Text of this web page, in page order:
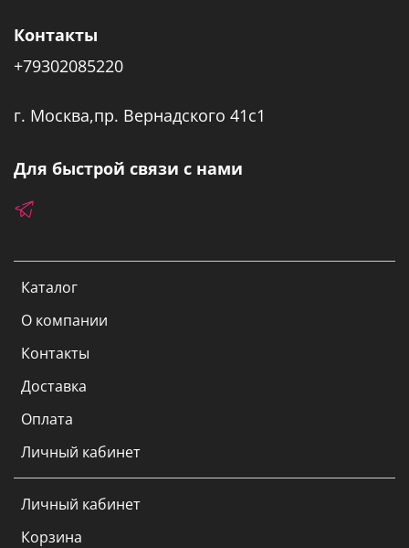
Каталог
О компании
Контакты
Доставка
Оплата
Личный кабинет
Личный кабинет
Корзина
Контакты
+79302085220
г. Москва,пр. Вернадского 41с1
Для быстрой связи с нами